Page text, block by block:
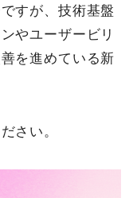
すが、技術基盤
やユーザービリ
を進めている新
さい。